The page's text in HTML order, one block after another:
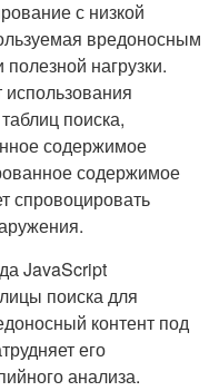
с низкой
вредоносным
нагрузки.
использования
поиска,
содержимое
содержимое
спровоцировать
JavaScript
поиска для
контент под
его
анализа.